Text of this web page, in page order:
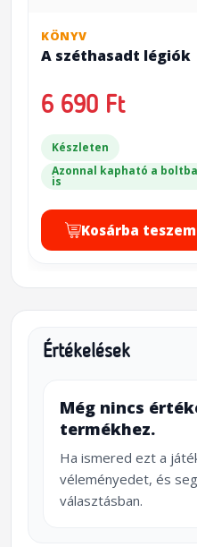
KÖNYV
A széthasadt légiók
6 690 Ft
Készleten
Azonnal kapható a
is
Kosárba teszem
Értékelések
Még nincs
termékhez.
Ha ismered ezt a
véleményedet, és
választásban.